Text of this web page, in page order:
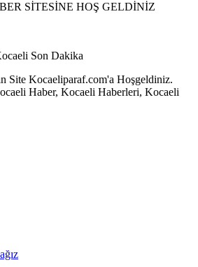
SİTESİNE HOŞ GELDİNİZ
Site Kocaeliparaf.com'a Hoşgeldiniz.
Haber, Kocaeli Haberleri, Kocaeli